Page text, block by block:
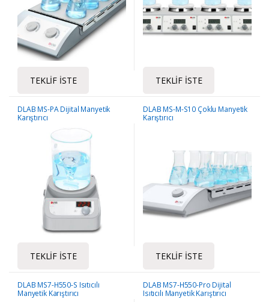
TEKLIF İSTE TEKLIF İSTE
DLAB MS-PA Dijital Manyetik
Karıştırıcı
TEKLIF İSTE
DLAB MS-M-S10 Çoklu Manyetik
Karıştırıcı
TEKLIF İSTE
DLAB MS7-H550-S Isıtıcılı
Manyetik Karıştırıcı
DLAB MS7-H550-Pro Dijital
Isıtıcılı Manyetik Karıştırıcı